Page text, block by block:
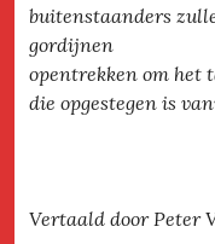
buitenstaanders
gordijnen
opentrekken om het
die opgestegen is
Vertaald door Peter